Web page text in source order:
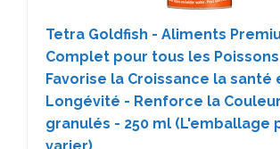
Tetra Goldfish - Aliments
Complet pour tous les
Favorise la Croissance la santé
Longévité - Renforce la
granulés - 250 ml (L'emballage
varier)